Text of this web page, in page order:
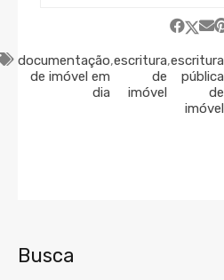
documentação
de imóvel em
dia
,escritura
de
imóvel
,escritura
pública
de
imóvel
Busca